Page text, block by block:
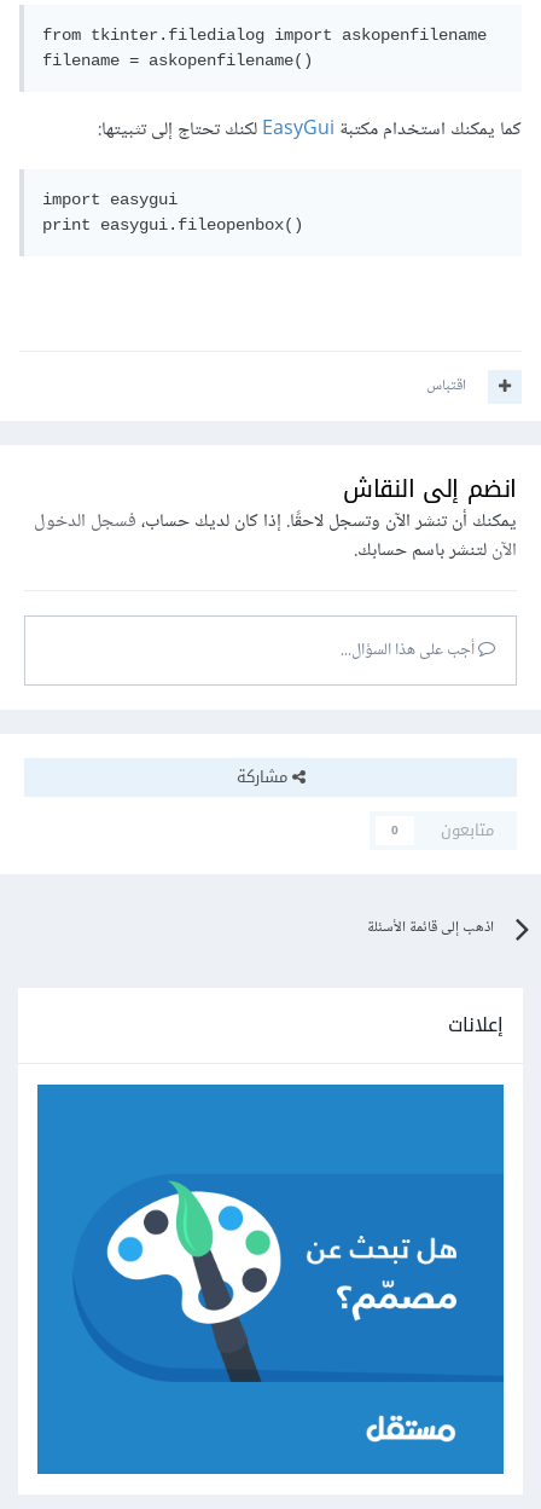
from tkinter.filedialog import askopenfilename
filename = askopenfilename()
كما يمكنك استخدام مكتبة EasyGuiلكنك تحتاج إلى تثبيتها:
import easygui
print easygui.fileopenbox()
اقتباس
انضم إلى النقاش
يمكنك أن تنشر الآن وتسجل لاحقًا. إذا كان لديك حساب،فسجل الدخول
الآنلتنشر باسم حسابك.
أجب على هذا السؤال...
مشاركة
متابعون
0
اذهب إلى قائمة الأسئلة
إعلانات